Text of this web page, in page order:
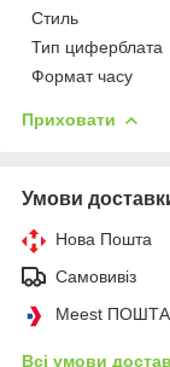
Стиль
Тип циферблата
Формат часу
Приховати
Умови
Нова Пошта
Самовивіз
Meest ПОШТА
Всі умови